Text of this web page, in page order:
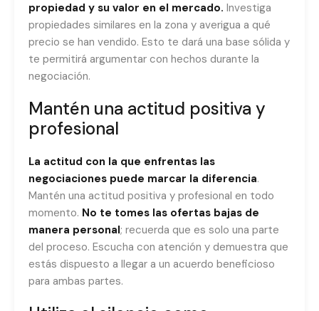
propiedad y su valor en el mercado. Investiga
propiedades similares en la zona y averigua a qué
precio se han vendido. Esto te dará una base sólida y
te permitirá argumentar con hechos durante la
negociación.
Mantén una actitud positiva y
profesional
La actitud con la que enfrentas las
negociaciones puede marcar la diferencia.
Mantén una actitud positiva y profesional en todo
momento. No te tomes las ofertas bajas de
manera personal; recuerda que es solo una parte
del proceso. Escucha con atención y demuestra que
estás dispuesto a llegar a un acuerdo beneficioso
para ambas partes.